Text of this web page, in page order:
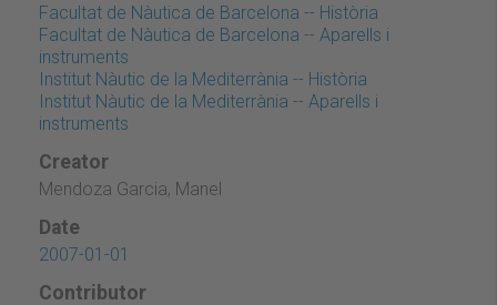
Facultat de Nàutica de Barcelona -- Història
Facultat de Nàutica de Barcelona -- Aparells i
instruments
Institut Nàutic de la Mediterrània -- Història
Institut Nàutic de la Mediterrània -- Aparells i
instruments
Creator
Mendoza Garcia, Manel
Date
2007-01-01
Contributor